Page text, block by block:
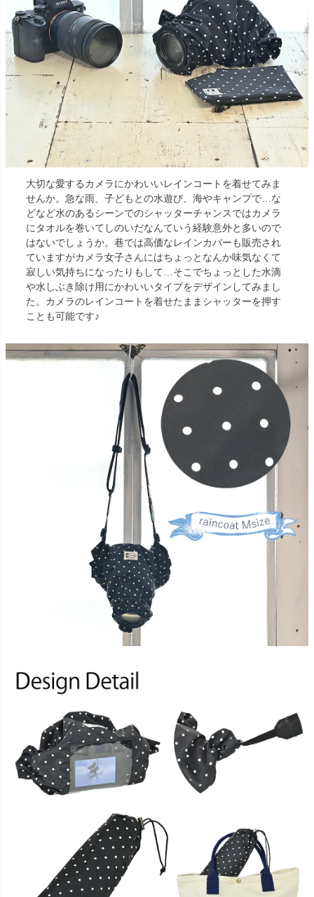
大切な愛するカメラにかわいいレインコートを着せてみま
せんか。急な雨、子どもとの水遊び、海やキャンプで…な
どなど水のあるシーンでのシャッターチャンスではカメラ
にタオルを巻いてしのいだなんていう経験意外と多いので
はないでしょうか。巷では高価なレインカバーも販売され
ていますがカメラ女子さんにはちょっとなんか味気なくて
寂しい気持ちになったりもして…そこでちょっとした水滴
や水しぶき除け用にかわいいタイプをデザインしてみまし
た。カメラのレインコートを着せたままシャッターを押す
ことも可能です♪